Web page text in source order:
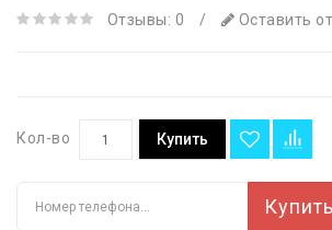
Отзывы: 0
/ Оставить
Кол-во Купить